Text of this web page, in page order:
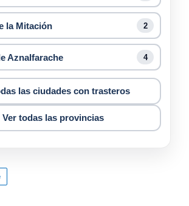
la Mitación 2
Aznalfarache 4
las ciudades con trasteros
Ver todas las provincias